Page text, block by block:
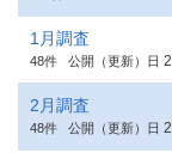
1月調査
48件 公開（更新）日
2月調査
48件 公開（更新）日